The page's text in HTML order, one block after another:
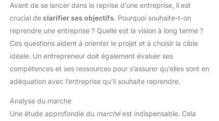
Avant de se lancer dans la reprise d’une entreprise, il est
crucial de clarifier ses objectifs. Pourquoi souhaite-t-on
reprendre une entreprise ? Quelle est la vision à long terme ?
Ces questions aident à orienter le projet et à choisir la cible
idéale. Un entrepreneur doit également évaluer ses
compétences et ses ressources pour s’assurer qu’elles sont en
adéquation avec l’entreprise qu’il souhaite reprendre.
Analyse du marché
Une étude approfondie du marchéest indispensable. Cela